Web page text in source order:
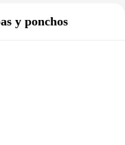
y ponchos